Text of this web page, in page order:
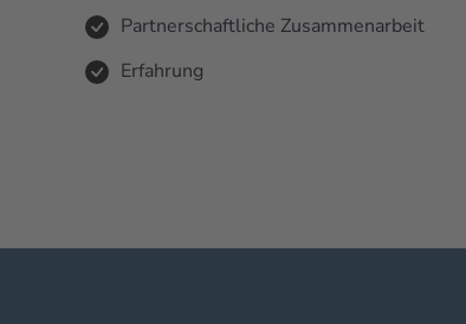
Partnerschaftliche Zusammenarbeit
Erfahrung